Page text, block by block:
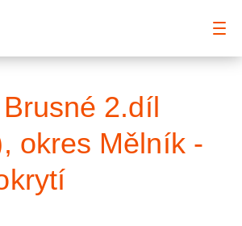
2.díl
okres Mělník -